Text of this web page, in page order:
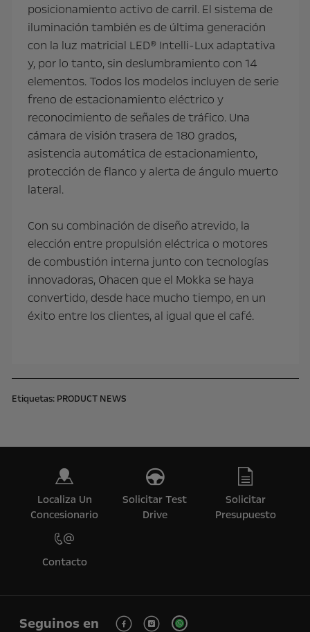
posicionamiento activo de carril. El sistema de
iluminación también es de última generación
con la luz matricial LED® Intelli-Lux adaptativa
y, por lo tanto, sin deslumbramiento con 14
elementos. Todos los modelos incluyen de serie
freno de estacionamiento eléctrico y
reconocimiento de señales de tráfico. Una
cámara de visión trasera de 180 grados,
asistencia automática de estacionamiento,
protección de flanco y alerta de ángulo muerto
lateral.
Con su combinación de diseño atrevido, la
elección entre propulsión eléctrica o motores
de combustión interna junto con tecnologías
innovadoras, Ohacen que el Mokka se haya
convertido, desde hace mucho tiempo, en un
éxito entre los clientes, al igual que el café.
Etiquetas: PRODUCT NEWS
Localiza Un
Concesionario
Solicitar Test
Drive
Solicitar
Presupuesto
Contacto
Seguinos en